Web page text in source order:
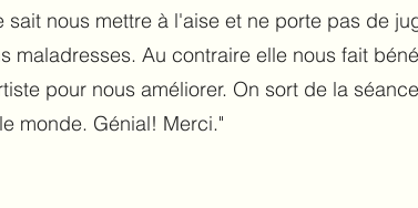
sait nous mettre à l'aise et ne porte pas de
maladresses. Au contraire elle nous fait
pour nous améliorer. On sort de la
monde. Génial! Merci."